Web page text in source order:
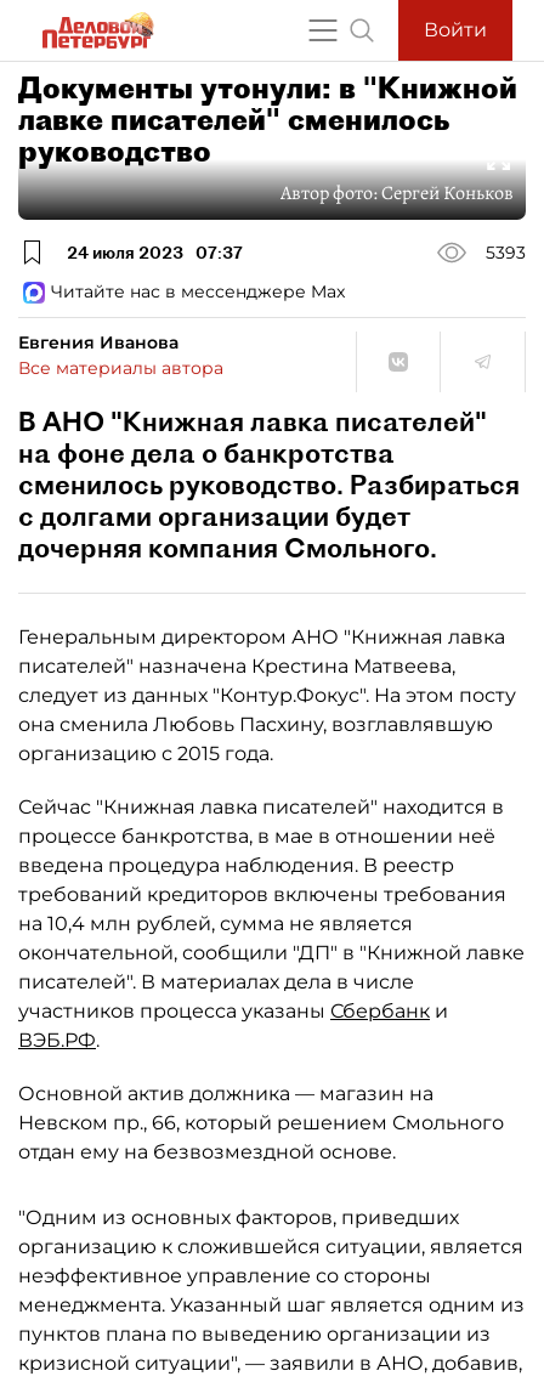
Войти
Документы утонули: в "Книжной
лавке писателей" сменилось
руководство
Автор фото:Сергей Коньков
24 июля 2023 07:37
5393
Читайте нас в мессенджере Max
Евгения Иванова
Все материалы автора
В АНО "Книжная лавка писателей"
на фоне дела о банкротства
сменилось руководство. Разбираться
с долгами организации будет
дочерняя компания Смольного.
Генеральным директором АНО "Книжная лавка
писателей" назначена Крестина Матвеева,
следует из данных "Контур.Фокус". На этом посту
она сменила Любовь Пасхину, возглавлявшую
организацию с 2015 года.
Сейчас "Книжная лавка писателей" находится в
процессе банкротства, в мае в отношении неё
введена процедура наблюдения. В реестр
требований кредиторов включены требования
на 10,4 млн рублей, сумма не является
окончательной, сообщили "ДП" в "Книжной лавке
писателей". В материалах дела в числе
участников процесса указаны Сбербанк и
ВЭБ.РФ.
Основной актив должника — магазин на
Невском пр., 66, который решением Смольного
отдан ему на безвозмездной основе.
"Одним из основных факторов, приведших
организацию к сложившейся ситуации, является
неэффективное управление со стороны
менеджмента. Указанный шаг является одним из
пунктов плана по выведению организации из
кризисной ситуации", — заявили в АНО, добавив,